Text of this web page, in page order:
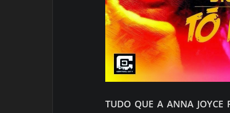
TUDO QUE A ANNA JOYCE